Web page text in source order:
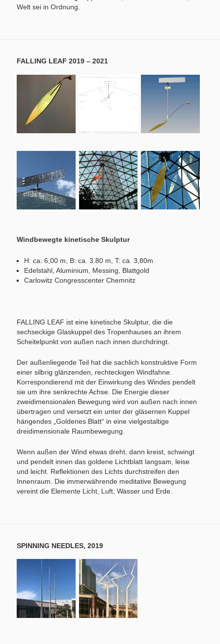
Welt sei in Ordnung.
FALLING LEAF 2019 – 2021
Windbewegte kinetische Skulptur
H: ca. 6,00 m, B: ca. 3.80 m, T: ca. 3,80m
Edelstahl, Aluminium, Messing, Blattgold
Carlowitz Congresscenter Chemnitz
FALLING LEAF ist eine kinetische Skulptur, die die
sechseckige Glaskuppel des Tropenhauses an ihrem
Scheitelpunkt von außen nach innen durchdringt.
Der außenliegende Teil hat die sachlich konstruktive Form
einer silbrig glänzenden, rechteckigen Windfahne.
Korrespondierend mit der Einwirkung des Windes pendelt
sie um ihre senkrechte Achse. Die Energie dieser
zweidimensionalen Bewegung wird von außen nach innen
übertragen und versetzt ein unter der gläsernen Kuppel
hängendes „Goldenes Blatt“ in eine vielgestaltige
dreidimensionale Raumbewegung.
Wenn außen der Wind etwas dreht, dann kreist, schwingt
und pendelt innen das goldene Lichtblatt langsam, leise
und leicht. Reflektionen des Lichts durchstreifen den
Innenraum. Die immerwährende meditative Bewegung
vereint die Elemente Licht, Luft, Wasser und Erde.
SPINNING NEEDLES, 2019